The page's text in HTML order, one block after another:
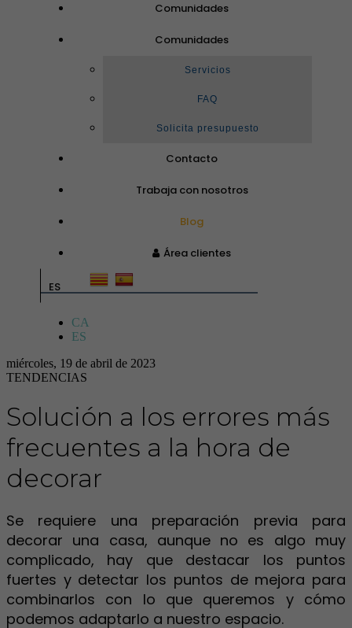
Comunidades
Comunidades
Servicios
FAQ
Solicita presupuesto
Contacto
Trabaja con nosotros
Blog
Área clientes
ES
CA
ES
miércoles, 19 de abril de 2023
TENDENCIAS
Solución a los errores más
frecuentes a la hora de
decorar
Se requiere una preparación previa para
decorar una casa, aunque no es algo muy
complicado, hay que destacar los puntos
fuertes y detectar los puntos de mejora para
combinarlos con lo que queremos y cómo
podemos adaptarlo a nuestro espacio.